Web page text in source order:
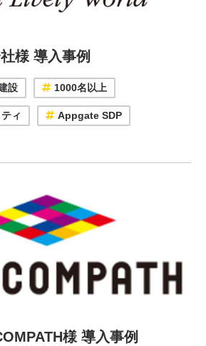
様 導入事例
設 1000名以上
ィ Appgate SDP
様 導入事例